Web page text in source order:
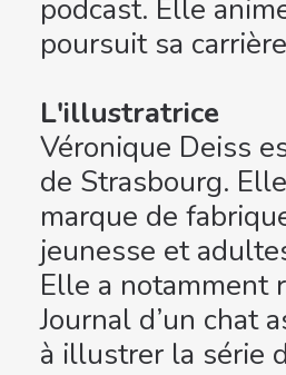
podcast. Elle
poursuit sa
L'illustratrice
Véronique Deiss
de Strasbourg.
marque de
jeunesse et
Elle a notamment
Journal d’un chat
à illustrer la série